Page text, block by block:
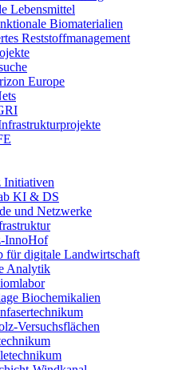
Lebensmittel
Biomaterialien
Reststoffmanagement
Europe
Initiativen
KI & DS
und Netzwerke
InnoHof
für digitale Landwirtschaft
Analytik
Biochemikalien
Versuchsflächen